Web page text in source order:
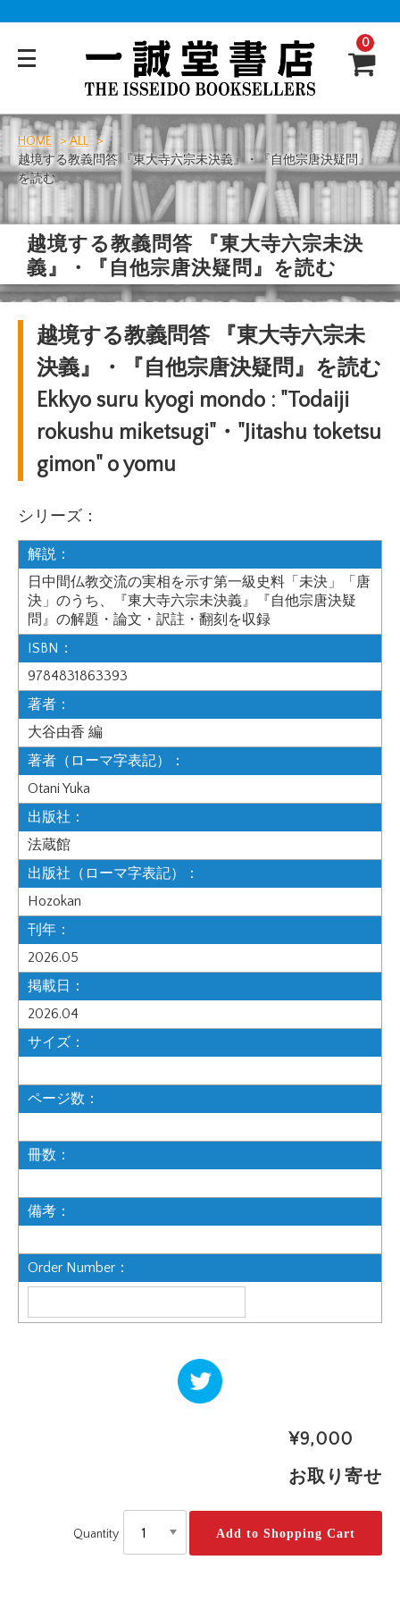
0
HOME
ALL
越境する教義問答 『東大寺六宗未決義』・『自他宗唐決疑問』
を読む
越境する教義問答 『東大寺六宗未決
義』・『自他宗唐決疑問』を読む
越境する教義問答 『東大寺六宗未
決義』・『自他宗唐決疑問』を読む
Ekkyo suru kyogi mondo : "Todaiji
rokushu miketsugi"・"Jitashu toketsu
gimon" o yomu
シリーズ：
解説：
日中間仏教交流の実相を示す第一級史料「未決」「唐
決」のうち、『東大寺六宗未決義』『自他宗唐決疑
問』の解題・論文・訳註・翻刻を収録
ISBN：
9784831863393
著者：
大谷由香 編
著者（ローマ字表記）：
Otani Yuka
出版社：
法蔵館
出版社（ローマ字表記）：
Hozokan
刊年：
2026.05
掲載日：
2026.04
サイズ：
ページ数：
冊数：
備考：
Order Number：
ツイー
ト
¥9,000
お取り寄せ
Quantity